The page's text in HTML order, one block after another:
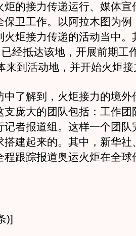
炬的接力传递运行、媒体宣
保卫工作。以阿拉木图为例
火炬接力传递的活动当中。
经抵达该地，开展前期工
来到活动地，并开始火炬
了解到，火炬接力的境外
支庞大的团队包括：工作团
记者报道组。这样一个团队
搭建起来的。其中，新华社
程跟踪报道奥运火炬在全球
)]